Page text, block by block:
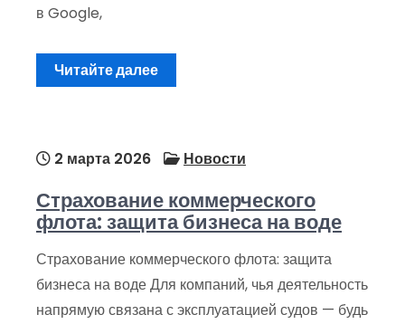
в Google,
Читайте далее
2 марта 2026 Новости
Страхование коммерческого
флота: защита бизнеса на воде
Страхование коммерческого флота: защита
бизнеса на воде Для компаний, чья деятельность
напрямую связана с эксплуатацией судов — будь